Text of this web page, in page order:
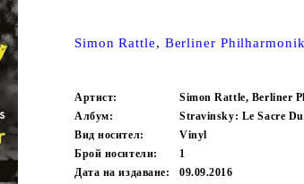
Simon Rattle, Berliner
Артист:
Simon Rattle, Berliner
Албум:
Stravinsky: Le Sacre
Вид носител:
Vinyl
Брой носители:
1
Дата на издаване:
09.09.2016